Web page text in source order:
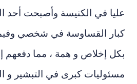
عليا في الكنيسة وأصبحت أحد
كبار القساوسة في شخصي
بكل إخلاص و همة ، مما دفعهم
مسئوليات كبرى في التبشير و